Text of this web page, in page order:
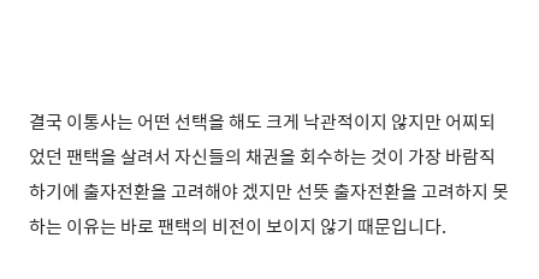
결국 이통사는 어떤 선택을 해도 크게 낙관적이지 않지만 어찌되
었던 팬택을 살려서 자신들의 채권을 회수하는 것이 가장 바람직
하기에 출자전환을 고려해야 겠지만 선뜻 출자전환을 고려하지 못
하는 이유는 바로 팬택의 비전이 보이지 않기 때문입니다.